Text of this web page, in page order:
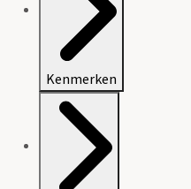
Kenmerken